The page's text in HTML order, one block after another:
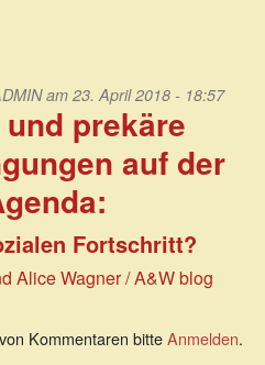
am 23. April 2018 - 18:57
prekäre
auf der
Fortschritt?
Alice Wagner / A&W blog
Kommentaren bitteAnmelden.